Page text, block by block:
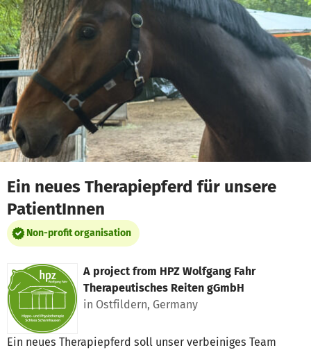
Skip to main content
Show accessibility statement
Ein neues Therapiepferd für unsere
PatientInnen
Non-profit organisation
A project from HPZ Wolfgang Fahr
Therapeutisches Reiten gGmbH
in Ostfildern, Germany
Ein neues Therapiepferd soll unser verbeiniges Team